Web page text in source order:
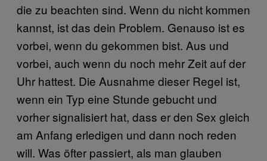
die zu beachten sind. Wenn du nicht kommen
kannst, ist das dein Problem. Genauso ist es
vorbei, wenn du gekommen bist. Aus und
vorbei, auch wenn du noch mehr Zeit auf der
Uhr hattest. Die Ausnahme dieser Regel ist,
wenn ein Typ eine Stunde gebucht und
vorher signalisiert hat, dass er den Sex gleich
am Anfang erledigen und dann noch reden
will. Was öfter passiert, als man glauben